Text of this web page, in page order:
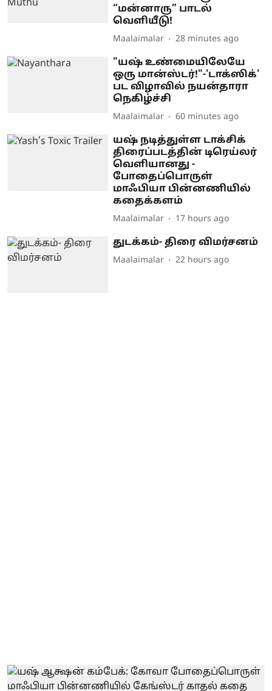
“மன்னாரு” பாடல்
வெளியீடு!
Maalaimalar 28 minutes ago
"யஷ் உண்மையிலேயே
ஒரு மான்ஸ்டர்!"-'டாக்ஸிக்'
பட விழாவில் நயன்தாரா
நெகிழ்ச்சி
Maalaimalar 60 minutes ago
யஷ் நடித்துள்ள டாக்சிக்
திரைப்படத்தின் டிரெய்லர்
வெளியானது -
போதைப்பொருள்
மாஃபியா பின்னணியில்
கதைக்களம்
Maalaimalar 17 hours ago
துடக்கம்- திரை விமர்சனம்
Maalaimalar 22 hours ago